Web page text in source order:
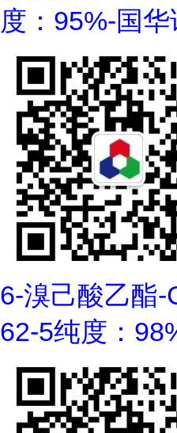
度：95%-国
6-溴己酸乙酯-
62-5纯度：